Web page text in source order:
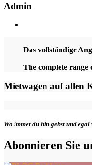
Admin
Das vollständige
The complete range
Mietwagen auf allen
Wo immer du hin gehst und
Abonnieren Sie